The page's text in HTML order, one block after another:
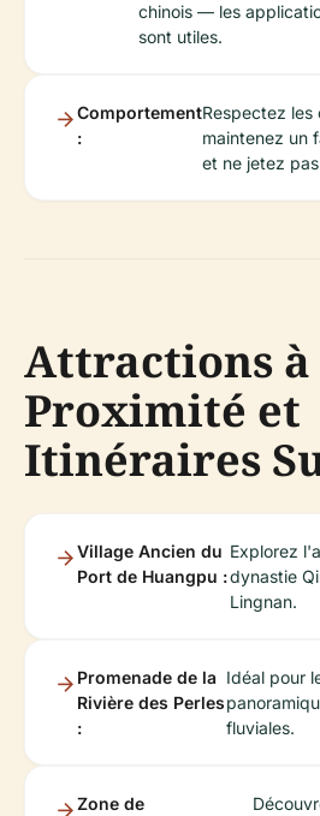
chinois — les
sont utiles.
Comportement
:
Respectez les
maintenez un
et ne jetez
Attractions à
Proximité et
Itinéraires
Village Ancien du
Port de Huangpu :
Explorez
dynastie
Lingnan.
Promenade de la
Rivière des Perles
:
Idéal pour
fluviales.
Zone de